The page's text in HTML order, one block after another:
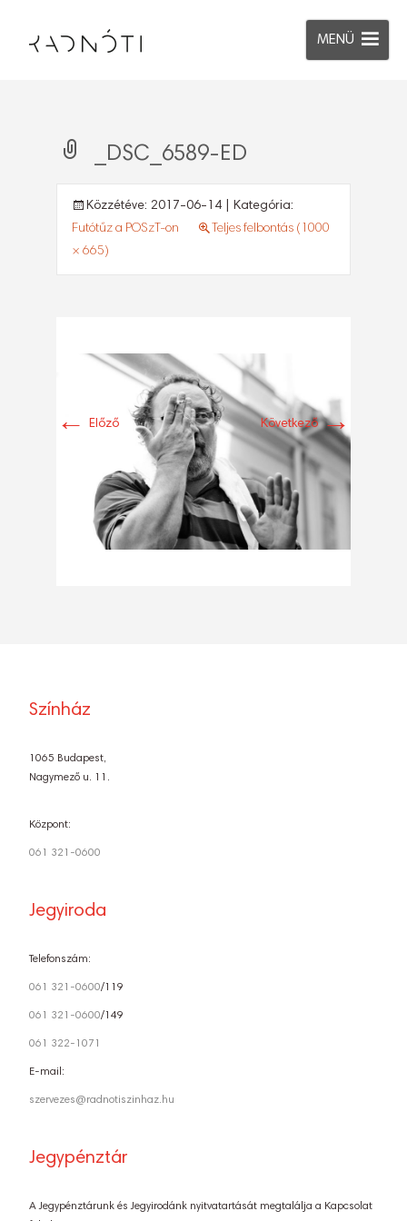
MENÜ
_DSC_6589-ED
Közzétéve: 2017-06-14 | Kategória:
Futótűz a POSzT-on
Teljes felbontás (1000
× 665)
← Előző Következő→
Színház
1065 Budapest,
Nagymező u. 11.
Központ:
061 321-0600
Jegyiroda
Telefonszám:
061 321-0600/119
061 321-0600/149
061 322-1071
E-mail:
szervezes@radnotiszinhaz.hu
Jegypénztár
A Jegypénztárunk és Jegyirodánk nyitvatartását megtalálja a Kapcsolat